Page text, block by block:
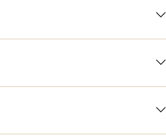
お渡しはしておりませんので、必要
都祇営業所 (750m) 次の宿泊先や出発